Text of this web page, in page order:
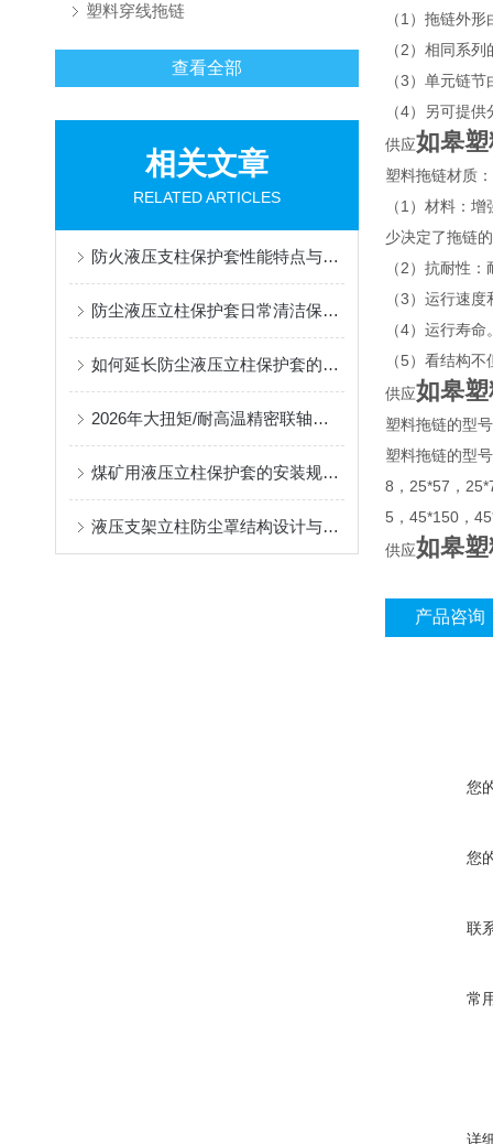
塑料穿线拖链
查看全部
相关文章
RELATED ARTICLES
防火液压支柱保护套性能特点与阻燃防护应用
防尘液压立柱保护套日常清洁保养与更换规范
如何延长防尘液压立柱保护套的使用寿命？
2026年大扭矩/耐高温精密联轴器定制找哪家？能实现精准定制的优质厂家盘点
煤矿用液压立柱保护套的安装规范与使用寿命提升方案
液压支架立柱防尘罩结构设计与密封防护原理
（1）拖链外
（2）相同系
（3）单元链
（4）另可提
供应如皋
塑料拖链材质：
（1）材料：
少决定了拖链
（2）抗耐性
（3）运行速
（4）运行寿命
（5）看结构
供应如皋
塑料拖链的型
塑料拖链的型
8，25*57，
5，45*150，
供应如皋
产品咨询
您
您
联
常
详